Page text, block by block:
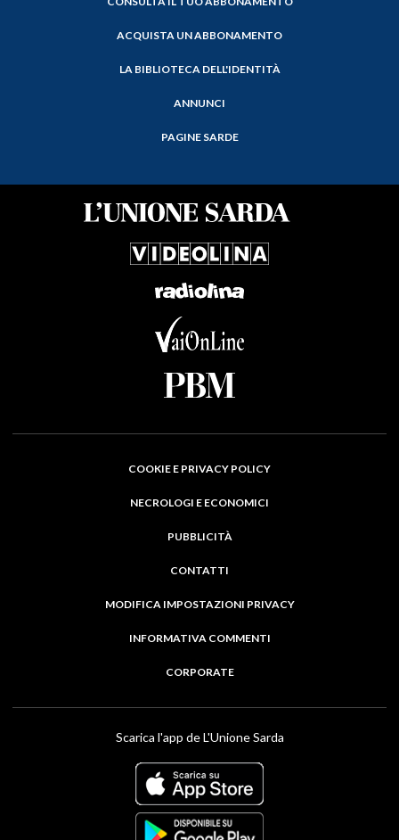
ACQUISTA UN ABBONAMENTO
LA BIBLIOTECA DELL'IDENTITÀ
ANNUNCI
PAGINE SARDE
COOKIE E PRIVACY POLICY
NECROLOGI E ECONOMICI
PUBBLICITÀ
CONTATTI
MODIFICA IMPOSTAZIONI PRIVACY
INFORMATIVA COMMENTI
CORPORATE
Scarica l'app de L'Unione Sarda